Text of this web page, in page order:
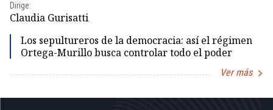
Dirige:
Claudia Gurisatti
Los sepultureros de la democracia: así el régimen
Ortega-Murillo busca controlar todo el poder
Ver más
1